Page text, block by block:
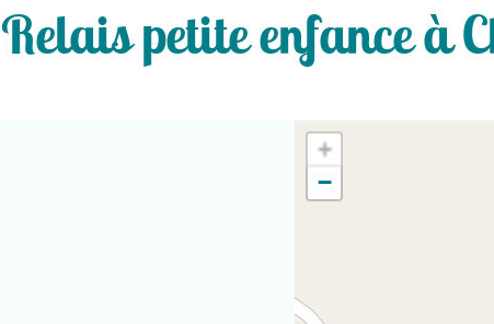
Relais petite enfance à
+
−